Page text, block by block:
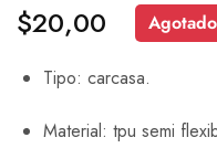
$20,00 Agotado
Tipo: carcasa.
Material: tpu semi